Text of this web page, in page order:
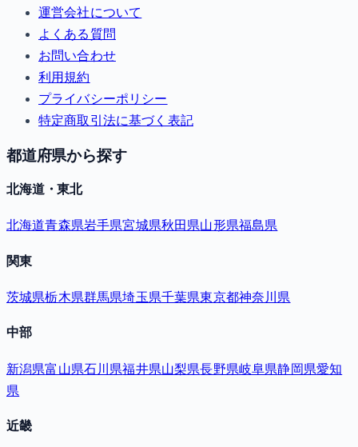
運営会社について
よくある質問
お問い合わせ
利用規約
プライバシーポリシー
特定商取引法に基づく表記
都道府県から探す
北海道・東北
北海道青森県岩手県宮城県秋田県山形県福島県
関東
茨城県栃木県群馬県埼玉県千葉県東京都神奈川県
中部
新潟県富山県石川県福井県山梨県長野県岐阜県静岡県愛知
県
近畿